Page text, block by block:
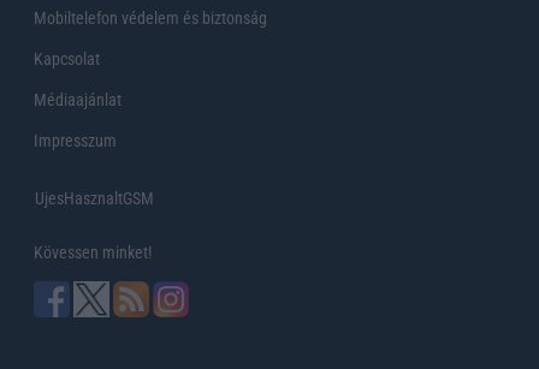
Mobiltelefon védelem és biztonság
Kapcsolat
Médiaajánlat
Impresszum
UjesHasznaltGSM
Kövessen minket!